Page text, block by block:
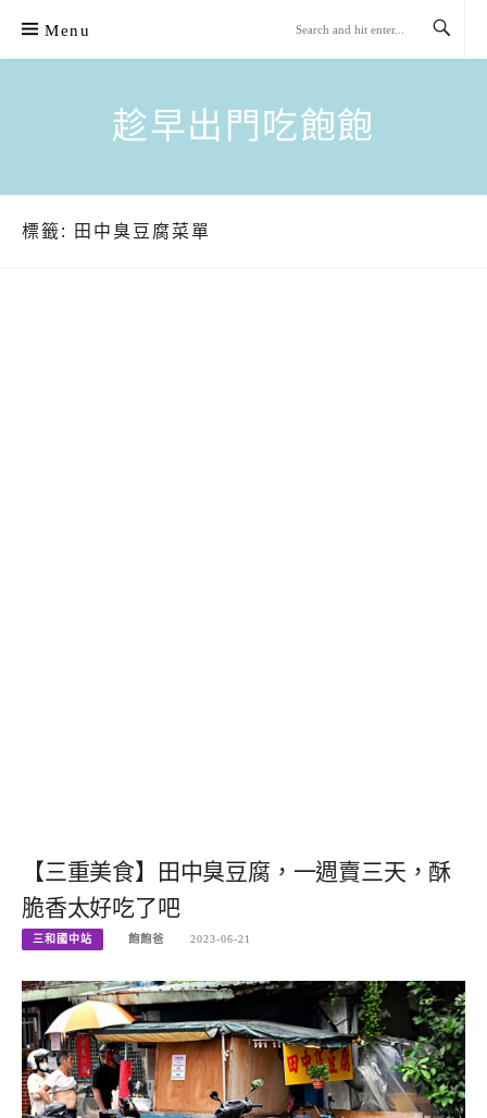
content
Menu
趁早出門吃飽飽
標籤: 田中臭豆腐菜單
【三重美食】田中臭豆腐，一週賣三天，酥
脆香太好吃了吧
三和國中站 飽飽爸 2023-06-21